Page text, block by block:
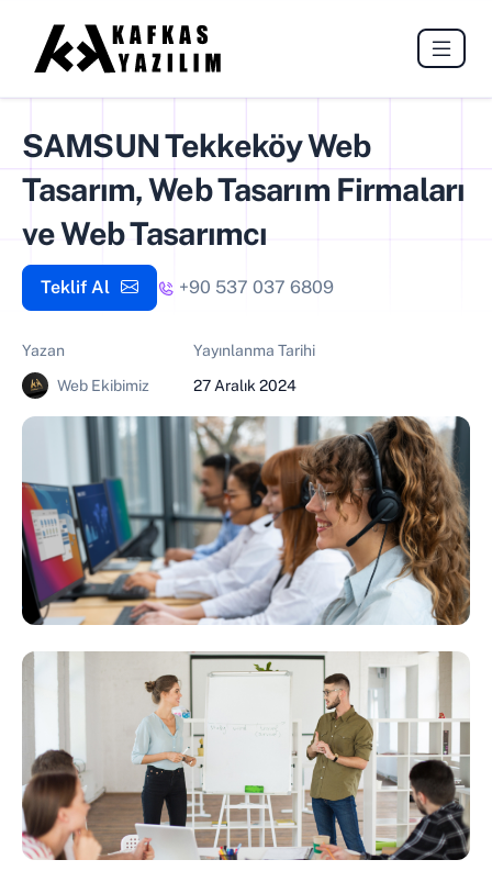
SAMSUN Tekkeköy Web
Tasarım, Web Tasarım Firmaları
ve Web Tasarımcı
Teklif Al +90 537 037 6809
Yazan
Web Ekibimiz
Yayınlanma Tarihi
27 Aralık 2024